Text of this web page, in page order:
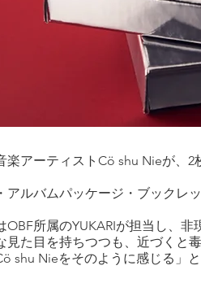
楽アーティストCö shu Nieが、
アルバムパッケージ・ブックレ
所属のYUKARIが担当し、
見た目を持ちつつも、近づく
shu Nieをそのように感じる」